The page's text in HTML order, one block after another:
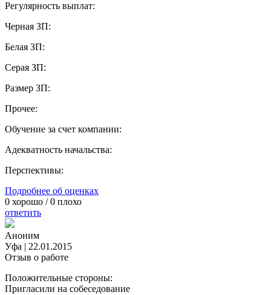
Регулярность выплат:
Черная ЗП:
Белая ЗП:
Серая ЗП:
Размер ЗП:
Прочее:
Обучение за счет компании:
Адекватность начальства:
Перспективы:
Подробнее об оценках
0 хорошо /0 плохо
ответить
Аноним
Уфа | 22.01.2015
Отзыв о работе
Положительные стороны:
Пригласили на собеседование